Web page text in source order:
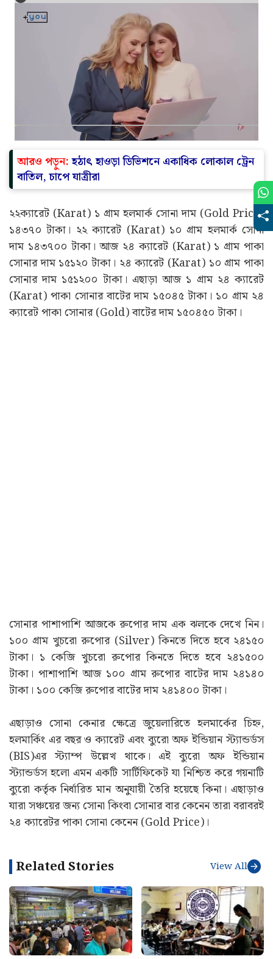
আরও পড়ুন:হঠাৎ হাওড়া ডিভিশনে একাধিক লোকাল ট্রেন
বাতিল, চাপে যাত্রীরা
২২ক্যারেট (Karat) ১ গ্ৰাম হলমার্ক সোনা দাম (Gold Price)
১৪৩৭০ টাকা। ২২ ক্যারেট (Karat) ১০ গ্ৰাম হলমার্ক সোনা
দাম ১৪৩৭০০ টাকা। আজ ২৪ ক্যারেট (Karat) ১ গ্ৰাম পাকা
সোনার দাম ১৫১২০ টাকা। ২৪ ক্যারেট (Karat) ১০ গ্ৰাম পাকা
সোনার দাম ১৫১২০০ টাকা। এছাড়া আজ ১ গ্ৰাম ২৪ ক্যারেট
(Karat) পাকা সোনার বাটের দাম ১৫০৪৫ টাকা। ১০ গ্ৰাম ২৪
ক্যারেট পাকা সোনার (Gold) বাটের দাম ১৫০৪৫০ টাকা।
সোনার পাশাপাশি আজকে রুপোর দাম এক ঝলকে দেখে নিন।
১০০ গ্ৰাম খুচরো রুপোর (Silver) কিনতে দিতে হবে ২৪১৫০
টাকা। ১ কেজি খুচরো রুপোর কিনতে দিতে হবে ২৪১৫০০
টাকা। পাশাপাশি আজ ১০০ গ্ৰাম রুপোর বাটের দাম ২৪১৪০
টাকা। ১০০ কেজি রুপোর বাটের দাম ২৪১৪০০ টাকা।
এছাড়াও সোনা কেনার ক্ষেত্রে জুয়েলারিতে হলমার্কের চিহ্ন,
হলমার্কিং এর বছর ও ক্যারেট এবং ব্যুরো অফ ইন্ডিয়ান স্ট্যান্ডর্ডস
(BIS)এর স্ট্যাম্প উল্লেখ থাকে। এই ব্যুরো অফ ইন্ডিয়ান
স্ট্যান্ডর্ডস হলো এমন একটি সার্টিফিকেট যা নিশ্চিত করে গয়নাটি
ব্যুরো কর্তৃক নির্ধারিত মান অনুযায়ী তৈরি হয়েছে কিনা। এছাড়াও
যারা সঞ্চয়ের জন্য সোনা কিংবা সোনার বার কেনেন তারা বরাবরই
২৪ ক্যারেটর পাকা সোনা কেনেন (Gold Price)।
Related Stories View All